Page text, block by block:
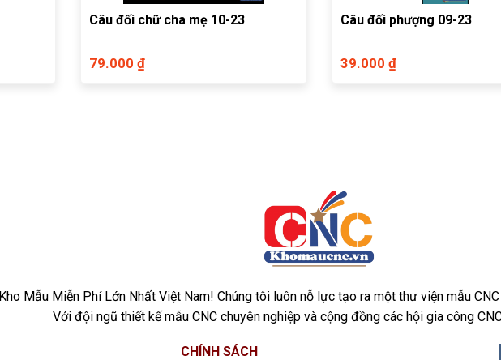
Câu đối chữ cha mẹ 10-23
79.000 ₫
Câu đối phượng 09-23
39.000 ₫
Kho Mẫu Miễn Phí Lớn Nhất Việt Nam! Chúng tôi luôn nỗ lực tạo ra một thư viện mẫu
Với đội ngũ thiết kế mẫu CNC chuyên nghiệp và cộng đồng các hội gia công
CHÍNH SÁCH